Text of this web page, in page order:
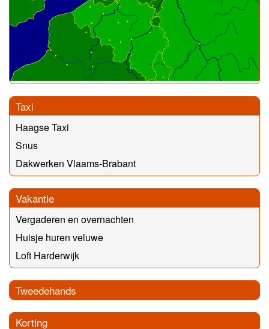
Taxi
Haagse Taxi
Snus
Dakwerken Vlaams-Brabant
Vakantie
Vergaderen en overnachten
Huisje huren veluwe
Loft Harderwijk
Tweedehands
Korting